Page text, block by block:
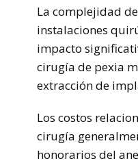
La complejidad
instalaciones
impacto
cirugía de pexia
extracción de
Los costos
cirugía
honorarios del